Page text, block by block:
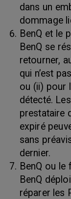
dans un
dommage
BenQ et le
BenQ se
retourner,
qui n’est
ou (ii) pour
détecté.
prestataire
expiré
sans
dernier.
BenQ ou
BenQ
réparer les